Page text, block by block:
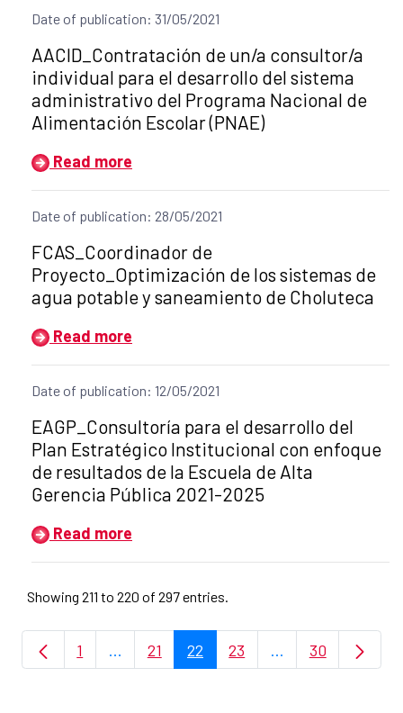
Date of publication: 31/05/2021
Title of the announcement:
AACID_Contratación de un/a consultor/a
individual para el desarrollo del sistema
administrativo del Programa Nacional de
Alimentación Escolar (PNAE)
Read more
Date of publication: 28/05/2021
Title of the announcement:
FCAS_Coordinador de
Proyecto_Optimización de los sistemas de
agua potable y saneamiento de Choluteca
Read more
Date of publication: 12/05/2021
Title of the announcement:
EAGP_Consultoría para el desarrollo del
Plan Estratégico Institucional con enfoque
de resultados de la Escuela de Alta
Gerencia Pública 2021-2025
Read more
Showing 211 to 220 of 297 entries.
Page
1 ...Intermediate Pages Use TAB to navigate.
Page
21 Page
22 Page
23 ...Intermediate
Page
30